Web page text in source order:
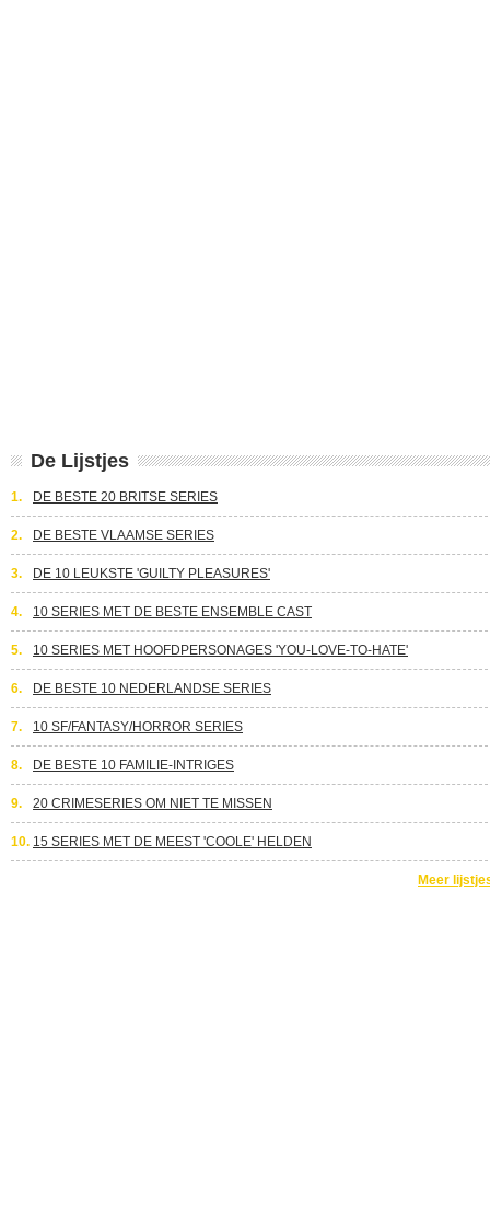
De Lijstjes
1. DE BESTE 20 BRITSE SERIES
2. DE BESTE VLAAMSE SERIES
3. DE 10 LEUKSTE 'GUILTY PLEASURES'
4. 10 SERIES MET DE BESTE ENSEMBLE CAST
5. 10 SERIES MET HOOFDPERSONAGES 'YOU-LOVE-TO-HATE'
6. DE BESTE 10 NEDERLANDSE SERIES
7. 10 SF/FANTASY/HORROR SERIES
8. DE BESTE 10 FAMILIE-INTRIGES
9. 20 CRIMESERIES OM NIET TE MISSEN
10. 15 SERIES MET DE MEEST 'COOLE' HELDEN
Meer